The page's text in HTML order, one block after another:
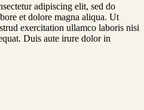
adipiscing elit, sed do
et dolore magna aliqua. Ut
exercitation ullamco laboris nisi
Duis aute irure dolor in